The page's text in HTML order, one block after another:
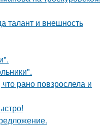
талант и внешность
рано повзрослела и